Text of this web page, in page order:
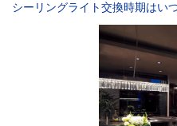
シーリングライト交換時期はい